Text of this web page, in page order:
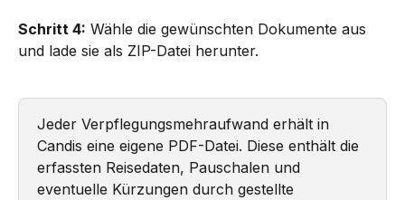
Schritt 4: Wähle die gewünschten Dokumente aus
und lade sie als ZIP-Datei herunter.
Jeder Verpflegungsmehraufwand erhält in
Candis eine eigene PDF-Datei. Diese enthält die
erfassten Reisedaten, Pauschalen und
eventuelle Kürzungen durch gestellte